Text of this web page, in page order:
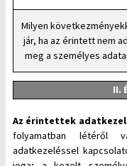
Milyen
jár, ha az érintett nem
meg a személyes
II.
Az érintettek
folyamatban létéről
adatkezeléssel